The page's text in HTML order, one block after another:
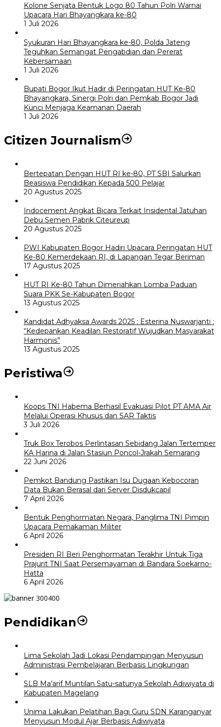
Kolone Senjata Bentuk Logo 80 Tahun Polri Warnai
Upacara Hari Bhayangkara ke-80
1 Juli 2026
Syukuran Hari Bhayangkara ke-80, Polda Jateng
Teguhkan Semangat Pengabdian dan Pererat
Kebersamaan
1 Juli 2026
Bupati Bogor Ikut Hadir di Peringatan HUT Ke-80
Bhayangkara, Sinergi Polri dan Pemkab Bogor Jadi
Kunci Menjaga Keamanan Daerah
1 Juli 2026
Citizen Journalism
Bertepatan Dengan HUT RI ke-80, PT SBI Salurkan
Beasiswa Pendidikan Kepada 500 Pelajar
20 Agustus 2025
Indocement Angkat Bicara Terkait Insidental Jatuhan
Debu Semen Pabrik Citeureup
20 Agustus 2025
PWI Kabupaten Bogor Hadiri Upacara Peringatan HUT
Ke-80 Kemerdekaan RI, di Lapangan Tegar Beriman
17 Agustus 2025
HUT RI Ke-80 Tahun Dimeriahkan Lomba Paduan
Suara PKK Se-Kabupaten Bogor
13 Agustus 2025
Kandidat Adhyaksa Awards 2025 : Esterina Nuswarjanti :
“Kedepankan Keadilan Restoratif Wujudkan Masyarakat
Harmonis”
13 Agustus 2025
Peristiwa
Koops TNI Habema Berhasil Evakuasi Pilot PT AMA Air
Melalui Operasi Khusus dan SAR Taktis
3 Juli 2026
Truk Box Terobos Perlintasan Sebidang Jalan Tertemper
KA Harina di Jalan Stasiun Poncol-Jrakah Semarang
22 Juni 2026
Pemkot Bandung Pastikan Isu Dugaan Kebocoran
Data Bukan Berasal dari Server Disdukcapil
7 April 2026
Bentuk Penghormatan Negara, Panglima TNI Pimpin
Upacara Pemakaman Militer
6 April 2026
Presiden RI Beri Penghormatan Terakhir Untuk Tiga
Prajurit TNI Saat Persemayaman di Bandara Soekarno-
Hatta
6 April 2026
Pendidikan
Lima Sekolah Jadi Lokasi Pendampingan Menyusun
Administrasi Pembelajaran Berbasis Lingkungan
SLB Ma’arif Muntilan Satu-satunya Sekolah Adiwiyata di
Kabupaten Magelang
Unima Lakukan Pelatihan Bagi Guru SDN Karanganyar
Menyusun Modul Ajar Berbasis Adiwiyata